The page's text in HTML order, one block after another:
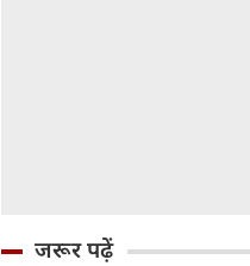
जरूर पढ़ें